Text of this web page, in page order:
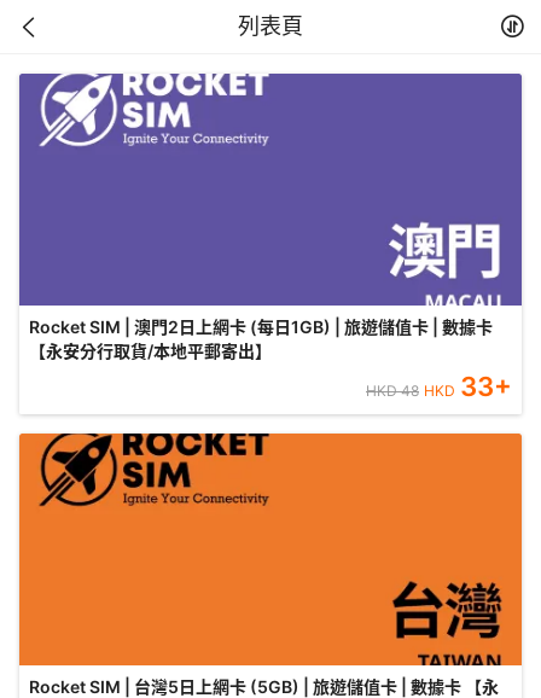
列表頁
Rocket SIM | 澳門2日上網卡 (每日1GB) | 旅遊儲值卡 | 數據卡
【永安分行取貨/本地平郵寄出】
HKD48 HKD 33+
Rocket SIM | 台灣5日上網卡 (5GB) | 旅遊儲值卡 | 數據卡 【永